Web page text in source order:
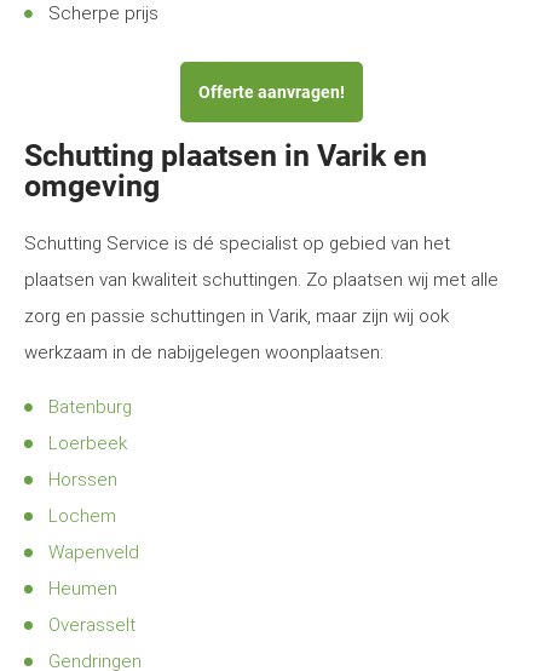
Scherpe prijs
Offerte aanvragen!
Schutting plaatsen in Varik en
omgeving
Schutting Service is dé specialist op gebied van het
plaatsen van kwaliteit schuttingen. Zo plaatsen wij met alle
zorg en passie schuttingen in Varik, maar zijn wij ook
werkzaam in de nabijgelegen woonplaatsen:
Batenburg
Loerbeek
Horssen
Lochem
Wapenveld
Heumen
Overasselt
Gendringen